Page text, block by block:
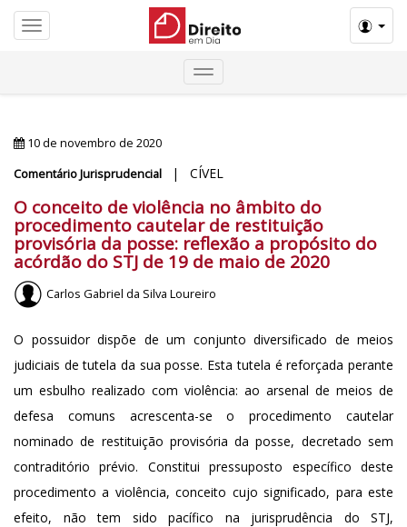
Menú
10 de novembro de 2020
Comentário Jurisprudencial
| CÍVEL
O conceito de violência no âmbito do
procedimento cautelar de restituição
provisória da posse: reflexão a propósito do
acórdão do STJ de 19 de maio de 2020
Carlos Gabriel da Silva Loureiro
O possuidor dispõe de um conjunto diversificado de meios
judiciais de tutela da sua posse. Esta tutela é reforçada perante
um esbulho realizado com violência: ao arsenal de meios de
defesa comuns acrescenta-se o procedimento cautelar
nominado de restituição provisória da posse, decretado sem
contraditório prévio. Constitui pressuposto específico deste
procedimento a violência, conceito cujo significado, para este
efeito, não tem sido pacífico na jurisprudência do STJ,